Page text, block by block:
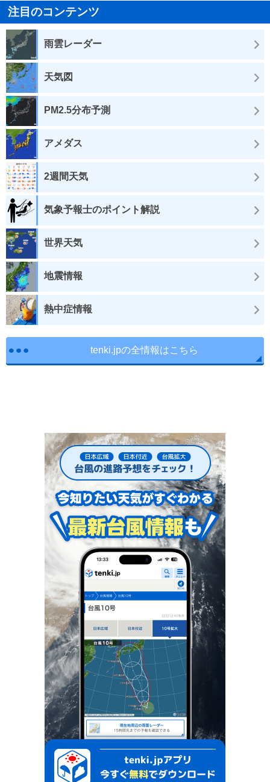
注目のコンテンツ
雨雲レーダー
天気図
PM2.5分布予測
アメダス
2週間天気
気象予報士のポイント解説
世界天気
地震情報
熱中症情報
tenki.jpの全情報はこちら